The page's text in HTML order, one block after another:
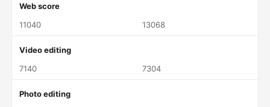
Web score
11040
13068
Video editing
7140
7304
Photo editing